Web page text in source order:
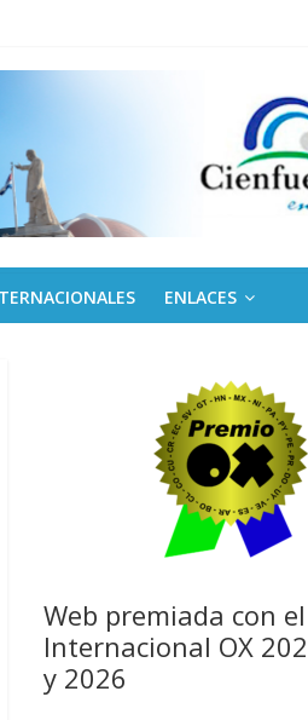
Fidel
ENLACES
Web premiada con
Internacional OX
y 2026